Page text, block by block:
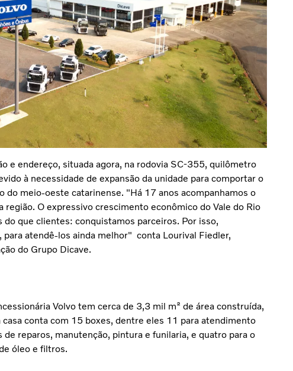
e endereço, situada agora, na rodovia SC-355, quilômetro
à necessidade de expansão da unidade para comportar o
meio-oeste catarinense. "Há 17 anos acompanhamos o
O expressivo crescimento econômico do Vale do Rio
que clientes: conquistamos parceiros. Por isso,
para atendê-los ainda melhor" conta Lourival Fiedler,
do Grupo Dicave.
Volvo tem cerca de 3,3 mil m² de área construída,
conta com 15 boxes, dentre eles 11 para atendimento
reparos, manutenção, pintura e funilaria, e quatro para o
óleo e filtros.